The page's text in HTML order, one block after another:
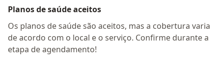
Planos de saúde aceitos
Os planos de saúde são aceitos, mas a cobertura varia
de acordo com o local e o serviço. Confirme durante a
etapa de agendamento!